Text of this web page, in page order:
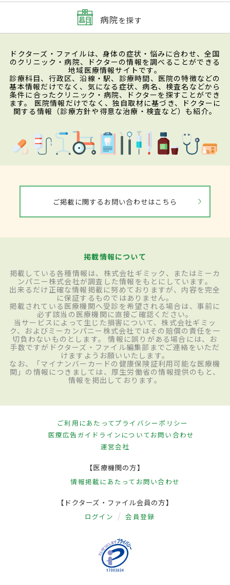
病院を探す
ドクターズ・ファイルは、身体の症状・悩みに合わせ、全国
のクリニック・病院、ドクターの情報を調べることができる
地域医療情報サイトです。
診療科目、行政区、沿線・駅、診療時間、医院の特徴などの
基本情報だけでなく、気になる症状、病名、検査名などから
条件に合ったクリニック・病院、ドクターを探すことができ
ます。 医院情報だけでなく、独自取材に基づき、ドクターに
関する情報（診療方針や得意な治療・検査など）も紹介。
ご掲載に関するお問い合わせはこちら
掲載情報について
掲載している各種情報は、株式会社ギミック、またはミーカ
ンパニー株式会社が調査した情報をもとにしています。
出来るだけ正確な情報掲載に努めておりますが、内容を完全
に保証するものではありません。
掲載されている医療機関へ受診を希望される場合は、事前に
必ず該当の医療機関に直接ご確認ください。
当サービスによって生じた損害について、株式会社ギミッ
ク、およびミーカンパニー株式会社ではその賠償の責任を一
切負わないものとします。 情報に誤りがある場合には、お
手数ですがドクターズ・ファイル編集部までご連絡をいただ
けますようお願いいたします。
なお、「マイナンバーカードの健康保険証利用可能な医療機
関」の情報につきましては、厚生労働省の情報提供のもと、
情報を掲出しております。
ご利用にあたってプライバシーポリシー
医療広告ガイドラインについてお問い合わせ
運営会社
【医療機関の方】
情報掲載にあたって お問い合わせ
【ドクターズ・ファイル会員の方】
ログイン 会員登録